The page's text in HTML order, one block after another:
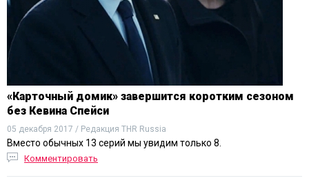
«Карточный домик» завершится коротким сезоном
без Кевина Спейси
05 декабря 2017 / Редакция THR Russia
Вместо обычных 13 серий мы увидим только 8.
Комментировать